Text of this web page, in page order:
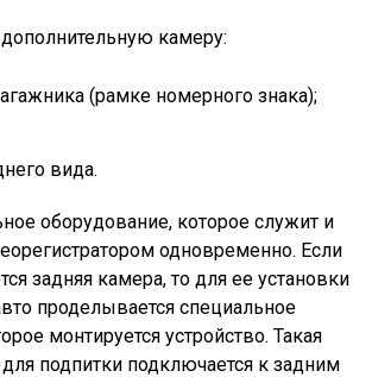
камеру:
(рамке номерного знака);
вида.
оборудование, которое служит и
одновременно. Если
задняя камера, то для ее установки
проделывается специальное
монтируется устройство. Такая
подпитки подключается к задним